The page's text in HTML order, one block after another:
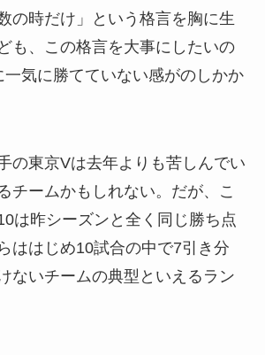
の時だけ」という格言を胸に生
も、この格言を大事にしたいの
一気に勝てていない感がのしかか
の東京Vは去年よりも苦しんでい
チームかもしれない。だが、こ
は昨シーズンと全く同じ勝ち点
ははじめ10試合の中で7引き分
ないチームの典型といえるラン